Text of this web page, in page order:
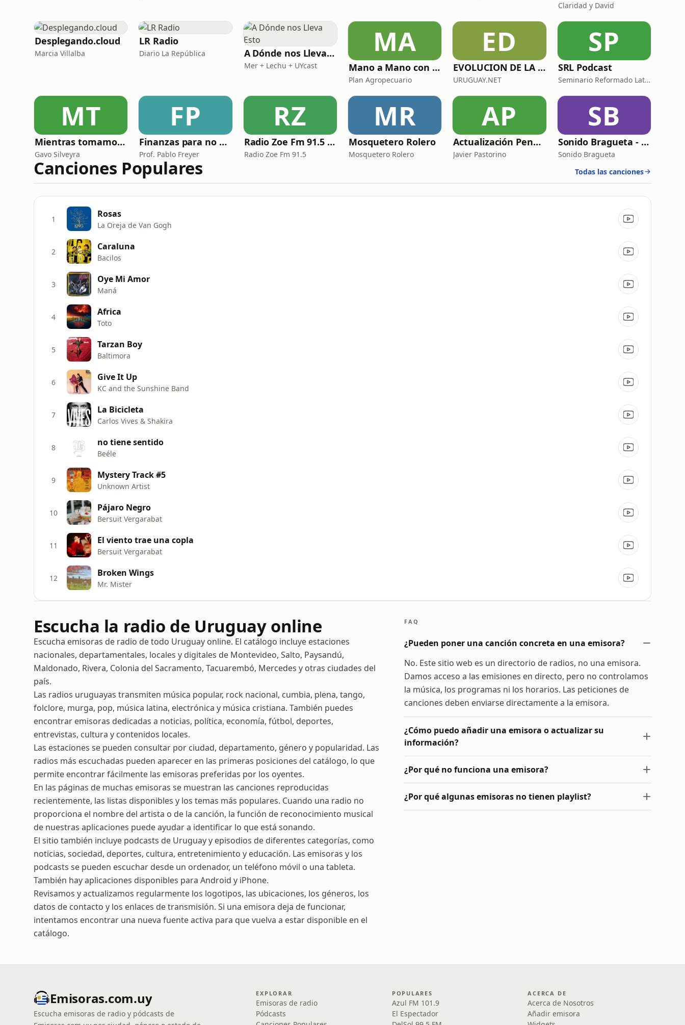
Claridad y David
Desplegando.cloud
Marcia Villalba
LR Radio
Diario La República A Dónde nos Lleva Esto
Mer + Lechu + UYcast
MA
Mano a Mano con el Plan Agropecuario
Plan Agropecuario
ED
EVOLUCION DE LA RADIOAFICION
URUGUAY.NET
SP
SRL Podcast
Seminario Reformado Latinoamericano
MT
Mientras tomamos mate con Gavo Silveyra
Gavo Silveyra
FP
Finanzas para no Financieros
Prof. Pablo Freyer
RZ
Radio Zoe Fm 91.5 (Uruguay)
Radio Zoe Fm 91.5
MR
Mosquetero Rolero
Mosquetero Rolero
AP
Actualización Pendiente | Innovar lo público
Javier Pastorino
SB
Sonido Bragueta - Servicio de compañía
Sonido Bragueta
Canciones Populares Todas las canciones
1 Rosas
La Oreja de Van Gogh
2 Caraluna
Bacilos
3 Oye Mi Amor
Maná
4 Africa
Toto
5 Tarzan Boy
Baltimora
6 Give It Up
KC and the Sunshine Band
7 La Bicicleta
Carlos Vives & Shakira
8 no tiene sentido
Beéle
9 Mystery Track #5
Unknown Artist
10 Pájaro Negro
Bersuit Vergarabat
11 El viento trae una copla
Bersuit Vergarabat
12 Broken Wings
Mr. Mister
Escucha la radio de Uruguay online
Escucha emisoras de radio de todo Uruguay online. El catálogo incluye estaciones
nacionales, departamentales, locales y digitales de Montevideo, Salto, Paysandú,
Maldonado, Rivera, Colonia del Sacramento, Tacuarembó, Mercedes y otras ciudades del
país.
Las radios uruguayas transmiten música popular, rock nacional, cumbia, plena, tango,
folclore, murga, pop, música latina, electrónica y música cristiana. También puedes
encontrar emisoras dedicadas a noticias, política, economía, fútbol, deportes,
entrevistas, cultura y contenidos locales.
Las estaciones se pueden consultar por ciudad, departamento, género y popularidad. Las
radios más escuchadas pueden aparecer en las primeras posiciones del catálogo, lo que
permite encontrar fácilmente las emisoras preferidas por los oyentes.
En las páginas de muchas emisoras se muestran las canciones reproducidas
recientemente, las listas disponibles y los temas más populares. Cuando una radio no
proporciona el nombre del artista o de la canción, la función de reconocimiento musical
de nuestras aplicaciones puede ayudar a identificar lo que está sonando.
El sitio también incluye podcasts de Uruguay y episodios de diferentes categorías, como
noticias, sociedad, deportes, cultura, entretenimiento y educación. Las emisoras y los
podcasts se pueden escuchar desde un ordenador, un teléfono móvil o una tableta.
También hay aplicaciones disponibles para Android y iPhone.
Revisamos y actualizamos regularmente los logotipos, las ubicaciones, los géneros, los
datos de contacto y los enlaces de transmisión. Si una emisora deja de funcionar,
intentamos encontrar una nueva fuente activa para que vuelva a estar disponible en el
catálogo.
FAQ
¿Pueden poner una canción concreta en una emisora?
No. Este sitio web es un directorio de radios, no una emisora.
Damos acceso a las emisiones en directo, pero no controlamos
la música, los programas ni los horarios. Las peticiones de
canciones deben enviarse directamente a la emisora.
¿Cómo puedo añadir una emisora o actualizar su
información?
¿Por qué no funciona una emisora?
¿Por qué algunas emisoras no tienen playlist?
Emisoras.com.uy
Escucha emisoras de radio y pódcasts de
EXPLORAR
Emisoras de radio
Pódcasts
POPULARES
Azul FM 101.9
El Espectador
ACERCA DE
Acerca de Nosotros
Añadir emisora